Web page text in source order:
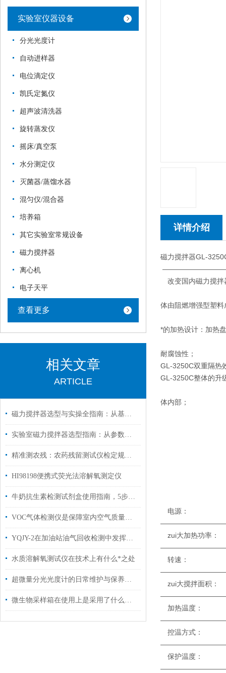
实验室仪器设备
分光光度计
自动进样器
电位滴定仪
凯氏定氮仪
超声波清洗器
旋转蒸发仪
摇床/真空泵
水分测定仪
灭菌器/蒸馏水器
混匀仪/混合器
培养箱
其它实验室常规设备
磁力搅拌器
离心机
电子天平
查看更多
相关文章
ARTICLE
磁力搅拌器选型与实操全指南：从基础操作到多场景应用解析
实验室磁力搅拌器选型指南：从参数匹配到场景适配，精准选购不踩坑
精准测农残：农药残留测试仪检定规程详解
HI98198便携式荧光法溶解氧测定仪
牛奶抗生素检测试剂盒使用指南，5步解锁从采样到判读的全流程
VOC气体检测仪是保障室内空气质量的守护者
YQJY-2在加油站油气回收检测中发挥的作用
水质溶解氧测试仪在技术上有什么*之处
超微量分光光度计的日常维护与保养工作
微生物采样箱在使用上是采用了什么原理？
详情介绍
磁力搅拌器GL-
改变国内磁力搅拌
体由阻燃增强型塑
*的加热设计：加热
耐腐蚀性；
GL-3250C双重隔热
GL-3250C整体的升
体内部；
电
zui
转
zui
加
控
保